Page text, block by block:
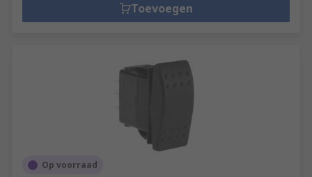
Toevoegen
Op voorraad